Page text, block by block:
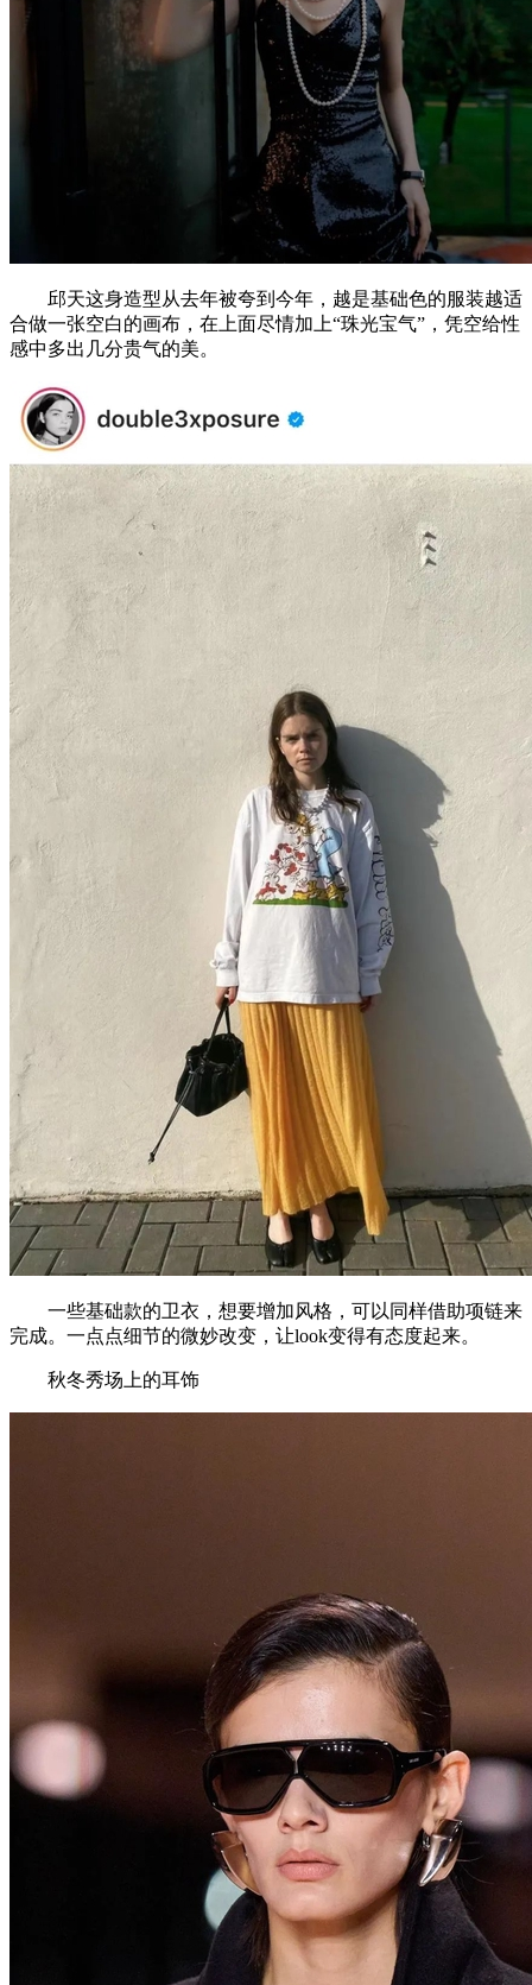
邱天这身造型从去年被夸到今年，越是基础色的服装越适
合做一张空白的画布，在上面尽情加上“珠光宝气”，凭空给性
感中多出几分贵气的美。
一些基础款的卫衣，想要增加风格，可以同样借助项链来
完成。一点点细节的微妙改变，让look变得有态度起来。
秋冬秀场上的耳饰